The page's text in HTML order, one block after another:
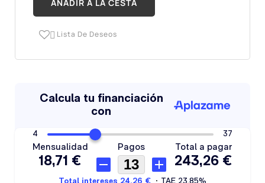
AÑADIR A LA CESTA
 Lista De Deseos